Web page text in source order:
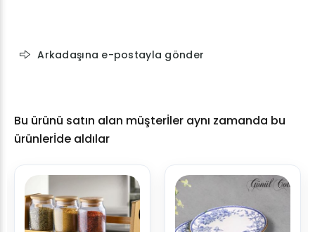
Arkadaşına e-postayla gönder
Bu ürünü satın alan müşterİler aynı zamanda bu
ürünlerİde aldılar